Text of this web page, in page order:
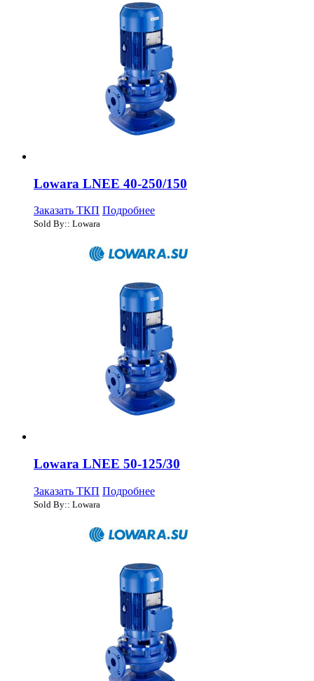
Lowara LNEE 40-250/150
Заказать ТКП Подробнее
Sold By:: Lowara
Lowara LNEE 50-125/30
Заказать ТКП Подробнее
Sold By:: Lowara